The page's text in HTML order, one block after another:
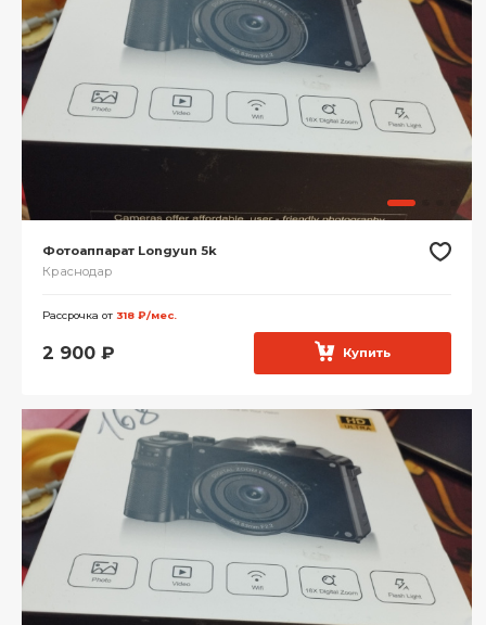
Фотоаппарат Longyun 5k
Краснодар
Рассрочка от 318 ₽/мес.
2 900 ₽ Купить